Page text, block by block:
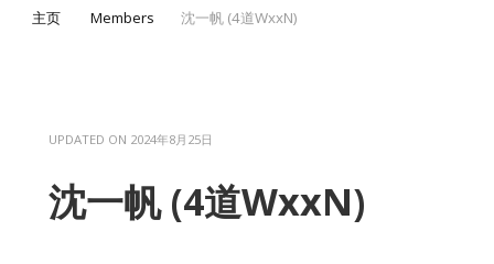
主页 Members 沈一帆 (4道WxxN)
UPDATED ON 2024年8月25日
沈一帆 (4道WxxN)